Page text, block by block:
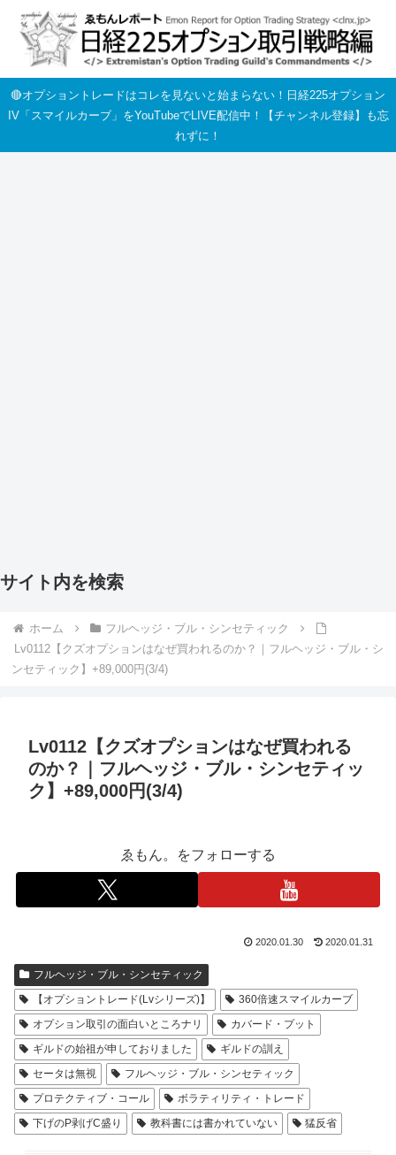
🔴オプショントレードはコレを見ないと始まらない！日経225オプション
IV「スマイルカーブ」をYouTubeでLIVE配信中！【チャンネル登録】も忘
れずに！
サイト内を検索
ホーム
フルヘッジ・ブル・シンセティック
Lv0112【クズオプションはなぜ買われるのか？｜フルヘッジ・ブル・シ
ンセティック】+89,000円(3/4)
Lv0112【クズオプションはなぜ買われる
のか？｜フルヘッジ・ブル・シンセティッ
ク】+89,000円(3/4)
ゑもん。をフォローする
2020.01.30 2020.01.31
フルヘッジ・ブル・シンセティック
【オプショントレード(Lvシリーズ)】
360倍速スマイルカーブ
オプション取引の面白いところナリ
カバード・プット
ギルドの始祖が申しておりました
ギルドの訓え
セータは無視
フルヘッジ・ブル・シンセティック
プロテクティブ・コール
ボラティリティ・トレード
下げのP剥げC盛り
教科書には書かれていない 猛反省